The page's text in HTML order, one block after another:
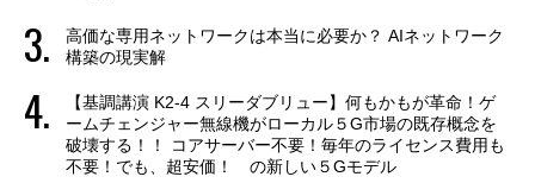
高価な専用ネットワークは本当に必要か？ AIネットワーク
構築の現実解
【基調講演 K2-4 スリーダブリュー】何もかもが革命！ゲ
ームチェンジャー無線機がローカル５G市場の既存概念を
破壊する！！ コアサーバー不要！毎年のライセンス費用も
不要！でも、超安価！ の新しい５Gモデル